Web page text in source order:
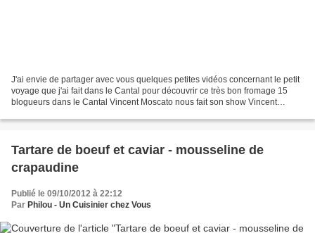
J'ai envie de partager avec vous quelques petites vidéos concernant le petit
voyage que j'ai fait dans le Cantal pour découvrir ce très bon fromage 15
blogueurs dans le Cantal Vincent Moscato nous fait son show Vincent
Tartare de boeuf et caviar - mousseline de
crapaudine
Publié le 09/10/2012 à 22:12
Par Philou - Un Cuisinier chez Vous